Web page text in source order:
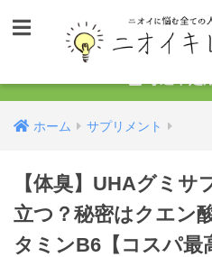
ホーム サプリメント
【体臭】UHAグミサ
立つ？秘密はクエン
タミンB6【コスパ最